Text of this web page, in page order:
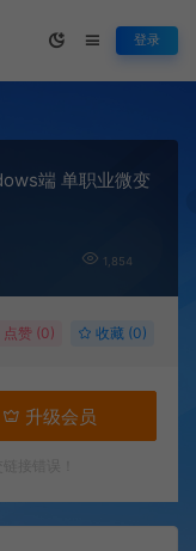
登录
端 单职业微变
1,854
点赞 (0) 收藏 (0)
升级会员